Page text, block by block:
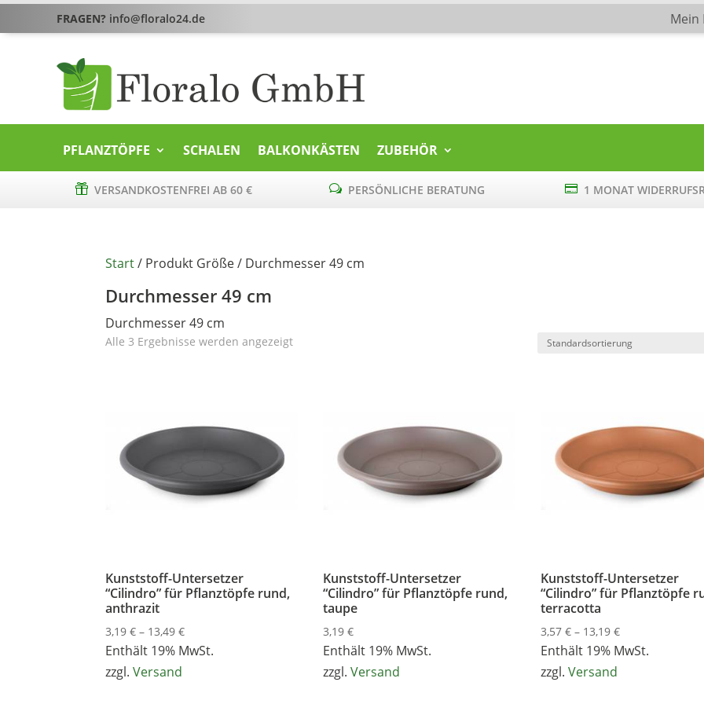
FRAGEN? info@floralo24.de Mein
PFLANZTÖPFE SCHALEN BALKONKÄSTEN ZUBEHÖR
 VERSANDKOSTENFREI AB 60 € w PERSÖNLICHE BERATUNG  1 MONAT
Start/ Produkt Größe / Durchmesser 49 cm
Durchmesser 49 cm
Durchmesser 49 cm
Alle 3 Ergebnisse werden angezeigt
Kunststoff-Untersetzer
“Cilindro” für Pflanztöpfe rund,
anthrazit
3,19€ – 13,49€Preisspanne:
3,19 €
Enthält 19% MwSt.
zzgl.Versand
Kunststoff-Untersetzer
“Cilindro” für Pflanztöpfe rund,
taupe
3,19€
Enthält 19% MwSt.
zzgl.Versand
Kunststoff-Untersetzer
“Cilindro” für Pflanztöpfe
terracotta
3,57€ – 13,19€Preisspanne:
3,57 €
Enthält 19% MwSt.
zzgl.Versand